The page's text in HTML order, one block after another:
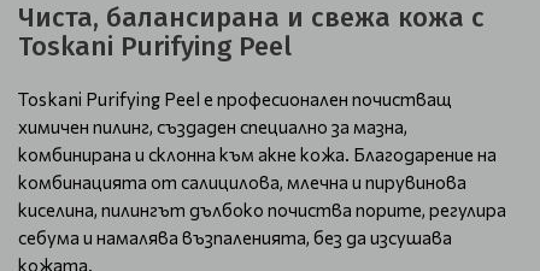
Чиста, балансирана и свежа кожа с
Toskani Purifying Peel
Toskani Purifying Peel е професионален почистващ
химичен пилинг, създаден специално за мазна,
комбинирана и склонна към акне кожа. Благодарение на
комбинацията от салицилова, млечна и пирувинова
киселина, пилингът дълбоко почиства порите, регулира
себума и намалява възпаленията, без да изсушава
кожата.